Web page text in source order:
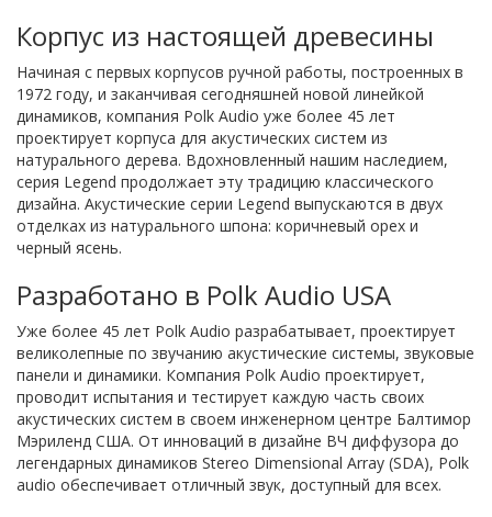
Корпус из настоящей древесины
Начиная с первых корпусов ручной работы, построенных в
1972 году, и заканчивая сегодняшней новой линейкой
динамиков, компания Polk Audio уже более 45 лет
проектирует корпуса для акустических систем из
натурального дерева. Вдохновленный нашим наследием,
серия Legend продолжает эту традицию классического
дизайна. Акустические серии Legend выпускаются в двух
отделках из натурального шпона: коричневый орех и
черный ясень.
Разработано в Polk Audio USA
Уже более 45 лет Polk Audio разрабатывает, проектирует
великолепные по звучанию акустические системы, звуковые
панели и динамики. Компания Polk Audio проектирует,
проводит испытания и тестирует каждую часть своих
акустических систем в своем инженерном центре Балтимор
Мэриленд США. От инноваций в дизайне ВЧ диффузора до
легендарных динамиков Stereo Dimensional Array (SDA), Polk
audio обеспечивает отличный звук, доступный для всех.